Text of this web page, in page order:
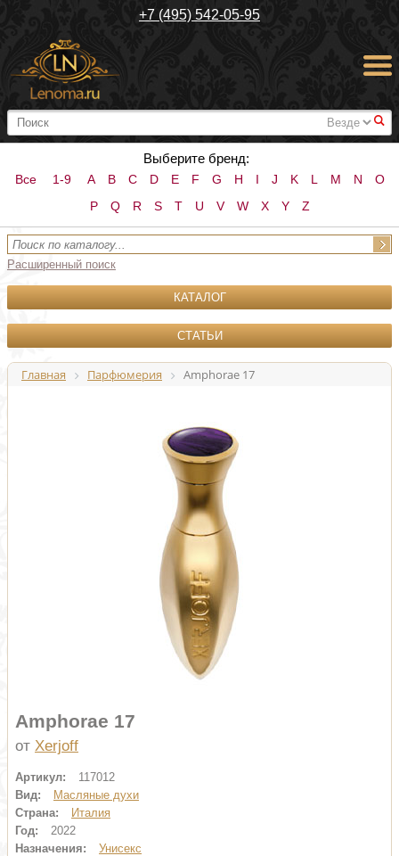
+7 (495) 542-05-95
#
Выберите бренд:
Все 1-9 A B C D E F G H I J K L M N
O
P
Q R S T U V W X Y Z
Расширенный поиск
КАТАЛОГ
СТАТЬИ
Главная Парфюмерия Amphorae 17
Amphorae 17
от Xerjoff
Артикул:
117012
Вид:
Масляные духи
Страна:
Италия
Год:
2022
Назначения:
Унисекс